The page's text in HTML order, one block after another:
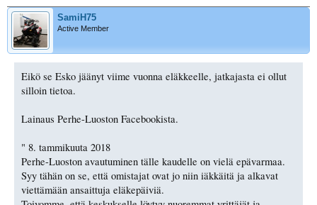
SamiH75
Active Member
Eikö se Esko jäänyt viime vuonna eläkkeelle, jatkajasta ei ollut
silloin tietoa.
Lainaus Perhe-Luoston Facebookista.
" 8. tammikuuta 2018
Perhe-Luoston avautuminen tälle kaudelle on vielä epävarmaa.
Syy tähän on se, että omistajat ovat jo niin iäkkäitä ja alkavat
viettämään ansaittuja eläkepäiviä.